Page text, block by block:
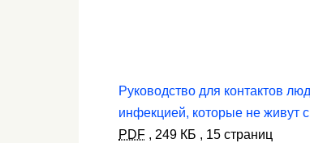
Руководство для контактов
инфекцией, которые не живут
PDF , 249 КБ , 15 страниц